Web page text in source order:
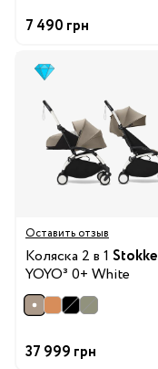
7 490 грн
Оставить отзыв
Коляска 2 в 1 Stokke
YOYO³ 0+ White
37 999 грн